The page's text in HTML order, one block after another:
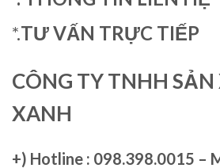
*.TƯ VẤN TRỰC TIẾP
CÔNG TY TNHH
XANH
+) Hotline : 098.398.0015 –